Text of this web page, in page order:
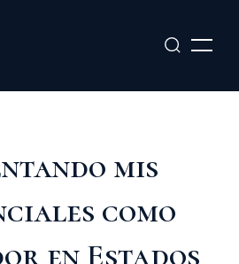
mis
como
en Estados